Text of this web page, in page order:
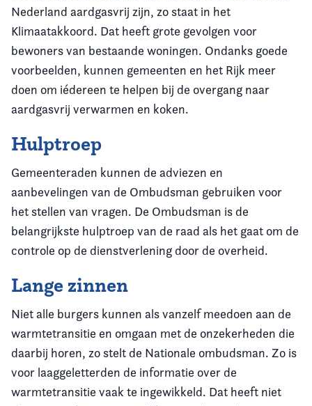
Nederland aardgasvrij zijn, zo staat in het
Klimaatakkoord. Dat heeft grote gevolgen voor
bewoners van bestaande woningen. Ondanks goede
voorbeelden, kunnen gemeenten en het Rijk meer
doen om iédereen te helpen bij de overgang naar
aardgasvrij verwarmen en koken.
Hulptroep
Gemeenteraden kunnen de adviezen en
aanbevelingen van de Ombudsman gebruiken voor
het stellen van vragen. De Ombudsman is de
belangrijkste hulptroep van de raad als het gaat om de
controle op de dienstverlening door de overheid.
Lange zinnen
Niet alle burgers kunnen als vanzelf meedoen aan de
warmtetransitie en omgaan met de onzekerheden die
daarbij horen, zo stelt de Nationale ombudsman. Zo is
voor laaggeletterden de informatie over de
warmtetransitie vaak te ingewikkeld. Dat heeft niet